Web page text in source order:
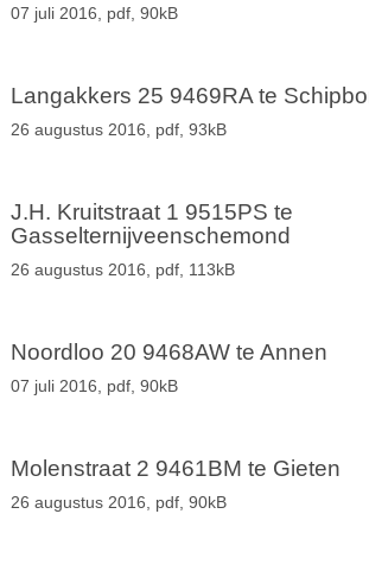
07 juli 2016, pdf, 90kB
Langakkers 25 9469RA te
26 augustus 2016, pdf, 93kB
J.H. Kruitstraat 1 9515PS te
Gasselternijveenschemond
26 augustus 2016, pdf, 113kB
Noordloo 20 9468AW te Annen
07 juli 2016, pdf, 90kB
Molenstraat 2 9461BM te Gieten
26 augustus 2016, pdf, 90kB